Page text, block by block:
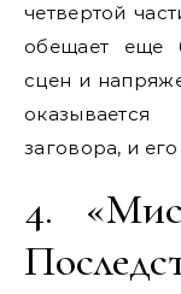
четвертой
обещает еще
сцен и
заговора, и
4.